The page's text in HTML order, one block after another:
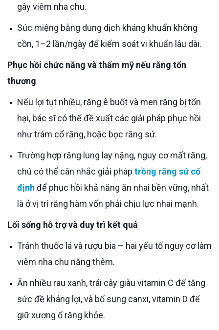
gây viêm nha chu.
Súc miệng bằng dung dịch kháng khuẩn không
cồn, 1–2 lần/ngày để kiểm soát vi khuẩn lâu dài.
Phục hồi chức năng và thẩm mỹ nếu răng tổn
thương
Nếu lợi tụt nhiều, răng ê buốt và men răng bị tổn
hại, bác sĩ có thể đề xuất các giải pháp phục hồi
như trám cổ răng, hoặc bọc răng sứ.
Trường hợp răng lung lay nặng, nguy cơ mất răng,
chú có thể cân nhắc giải pháp trồng răng sứ cố
định để phục hồi khả năng ăn nhai bền vững, nhất
là ở vị trí răng hàm vốn phải chịu lực nhai mạnh.
Lối sống hỗ trợ và duy trì kết quả
Tránh thuốc lá và rượu bia – hai yếu tố nguy cơ làm
viêm nha chu nặng thêm.
Ăn nhiều rau xanh, trái cây giàu vitamin C để tăng
sức đề kháng lợi, và bổ sung canxi, vitamin D để
giữ xương ổ răng khỏe.